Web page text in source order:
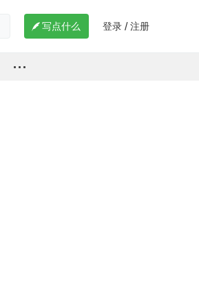
 写点什么 登录 / 注册